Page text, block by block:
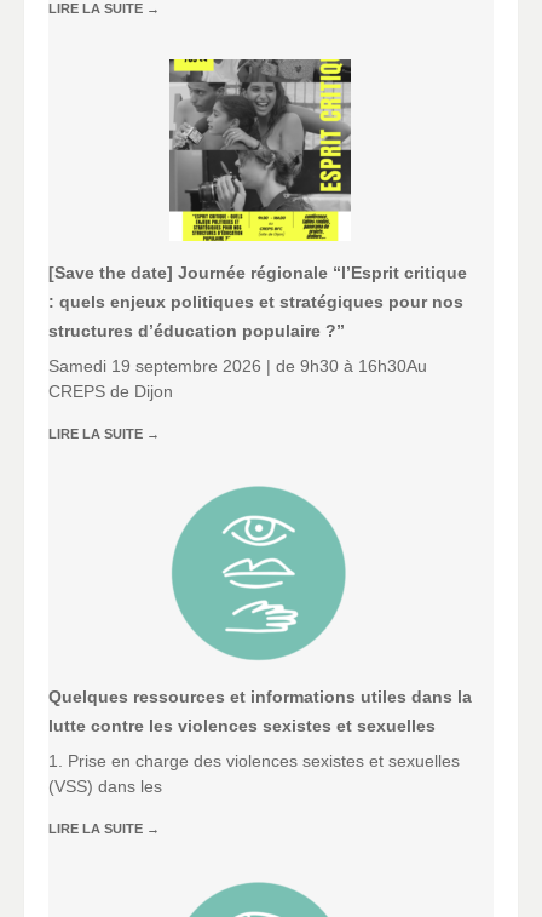
LIRE LA SUITE →
[Save the date] Journée régionale “l’Esprit critique
: quels enjeux politiques et stratégiques pour nos
structures d’éducation populaire ?”
Samedi 19 septembre 2026 | de 9h30 à 16h30Au
CREPS de Dijon
LIRE LA SUITE →
Quelques ressources et informations utiles dans la
lutte contre les violences sexistes et sexuelles
1. Prise en charge des violences sexistes et sexuelles
(VSS) dans les
LIRE LA SUITE →